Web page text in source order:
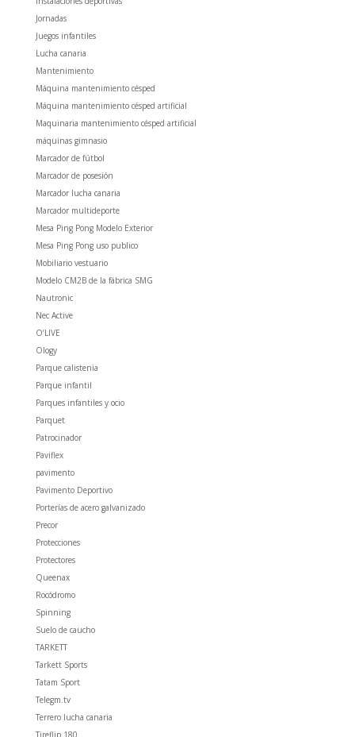
Jornadas
Juegos infantiles
Lucha canaria
Mantenimiento
Máquina mantenimiento césped
Máquina mantenimiento césped artificial
Maquinaria mantenimiento césped artificial
máquinas gimnasio
Marcador de fútbol
Marcador de posesión
Marcador lucha canaria
Marcador multideporte
Mesa Ping Pong Modelo Exterior
Mesa Ping Pong uso publico
Mobiliario vestuario
Modelo CM2B de la fábrica SMG
Nautronic
Nec Active
O’LIVE
Ology
Parque calistenia
Parque infantil
Parques infantiles y ocio
Parquet
Patrocinador
Paviflex
pavimento
Pavimento Deportivo
Porterías de acero galvanizado
Precor
Protecciones
Protectores
Queenax
Rocódromo
Spinning
Suelo de caucho
TARKETT
Tarkett Sports
Tatam Sport
Telegm.tv
Terrero lucha canaria
Tireflip 180